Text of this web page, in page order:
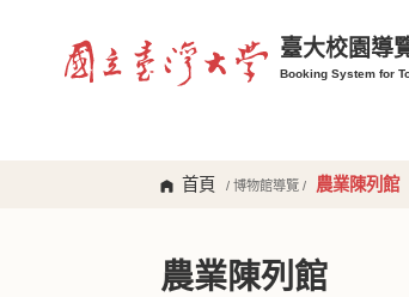
臺大校園導
Booking System for
首頁 / 博物館導覽 / 農業陳列館
農業陳列館